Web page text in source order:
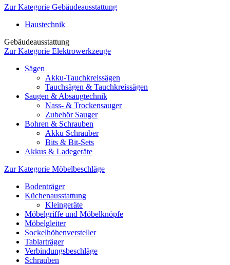
Zur Kategorie Gebäudeausstattung
Haustechnik
Gebäudeausstattung
Zur Kategorie Elektrowerkzeuge
Sägen
Akku-Tauchkreissägen
Tauchsägen & Tauchkreissägen
Saugen & Absaugtechnik
Nass- & Trockensauger
Zubehör Sauger
Bohren & Schrauben
Akku Schrauber
Bits & Bit-Sets
Akkus & Ladegeräte
Zur Kategorie Möbelbeschläge
Bodenträger
Küchenausstattung
Kleingeräte
Möbelgriffe und Möbelknöpfe
Möbelgleiter
Sockelhöhenversteller
Tablarträger
Verbindungsbeschläge
Schrauben